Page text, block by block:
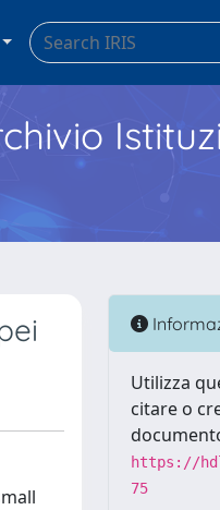
Utilizza
citare o
https://
75